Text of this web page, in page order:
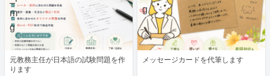
元教務主任が日本語の試験問題を作
ります
メッセージカードを代筆します